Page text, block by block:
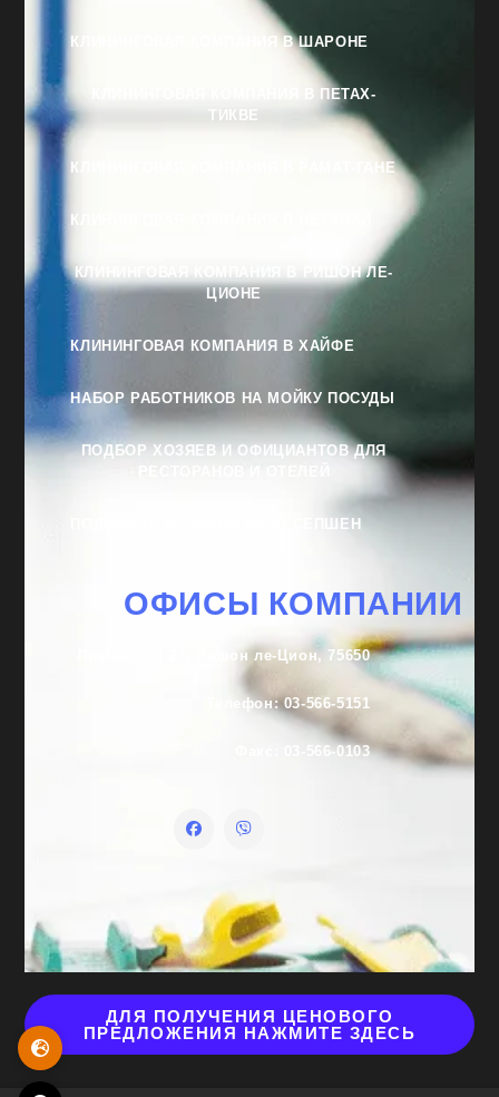
КЛИНИНГОВАЯ КОМПАНИЯ В ШАРОНЕ
КЛИНИНГОВАЯ КОМПАНИЯ В ПЕТАХ-
ТИКВЕ
КЛИНИНГОВАЯ КОМПАНИЯ В РАМАТ-ГАНЕ
КЛИНИНГОВАЯ КОМПАНИЯ В НЕТАНИИ
КЛИНИНГОВАЯ КОМПАНИЯ В РИШОН ЛЕ-
ЦИОНЕ
КЛИНИНГОВАЯ КОМПАНИЯ В ХАЙФЕ
НАБОР РАБОТНИКОВ НА МОЙКУ ПОСУДЫ
ПОДБОР ХОЗЯЕВ И ОФИЦИАНТОВ ДЛЯ
ПОДБОР ПЕРСОНАЛА НА РЕСЕПШЕН
ОФИСЫ КОМПАНИИ
Лишанский 27, Ришон ле-Цион, 75650
Телефон: 03-566-5151
Факс: 03-566-0103
ДЛЯ ПОЛУЧЕНИЯ ЦЕНОВОГО
ПРЕДЛОЖЕНИЯ НАЖМИТЕ ЗДЕСЬ